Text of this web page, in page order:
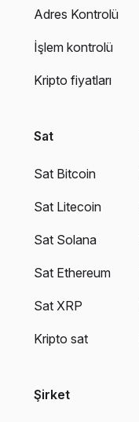
Adres Kontrolü
İşlem kontrolü
Kripto fiyatları
Sat
Sat Bitcoin
Sat Litecoin
Sat Solana
Sat Ethereum
Sat XRP
Kripto sat
Şirket